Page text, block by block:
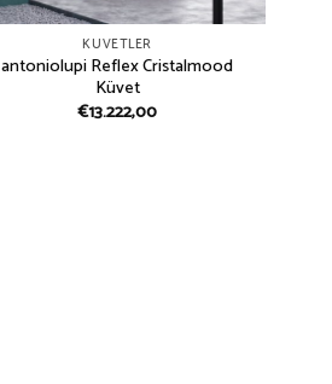
KUVETLER
antoniolupi Reflex Cristalmood
Küvet
€13.222,00